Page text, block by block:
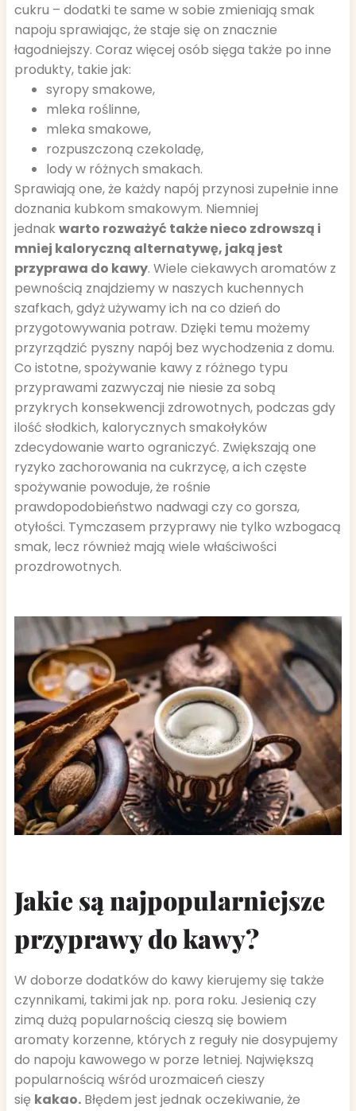
cukru – dodatki te same w sobie zmieniają smak
napoju sprawiając, że staje się on znacznie
łagodniejszy. Coraz więcej osób sięga także po inne
produkty, takie jak:
syropy smakowe,
mleka roślinne,
mleka smakowe,
rozpuszczoną czekoladę,
lody w różnych smakach.
Sprawiają one, że każdy napój przynosi zupełnie inne
doznania kubkom smakowym. Niemniej
jednakwarto rozważyć także nieco zdrowszą i
mniej kaloryczną alternatywę, jaką jest
przyprawa do kawy. Wiele ciekawych aromatów z
pewnością znajdziemy w naszych kuchennych
szafkach, gdyż używamy ich na co dzień do
przygotowywania potraw. Dzięki temu możemy
przyrządzić pyszny napój bez wychodzenia z domu.
Co istotne, spożywanie kawy z różnego typu
przyprawami zazwyczaj nie niesie za sobą
przykrych konsekwencji zdrowotnych, podczas gdy
ilość słodkich, kalorycznych smakołyków
zdecydowanie warto ograniczyć. Zwiększają one
ryzyko zachorowania na cukrzycę, a ich częste
spożywanie powoduje, że rośnie
prawdopodobieństwo nadwagi czy co gorsza,
otyłości. Tymczasem przyprawy nie tylko wzbogacą
smak, lecz również mają wiele właściwości
prozdrowotnych.
Jakie są najpopularniejsze
przyprawy do kawy?
W doborze dodatków do kawy kierujemy się także
czynnikami, takimi jak np. pora roku. Jesienią czy
zimą dużą popularnością cieszą się bowiem
aromaty korzenne, których z reguły nie dosypujemy
do napoju kawowego w porze letniej. Największą
popularnością wśród urozmaiceń cieszy
się kakao. Błędem jest jednak oczekiwanie, że